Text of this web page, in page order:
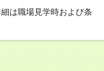
は職場見学時および条